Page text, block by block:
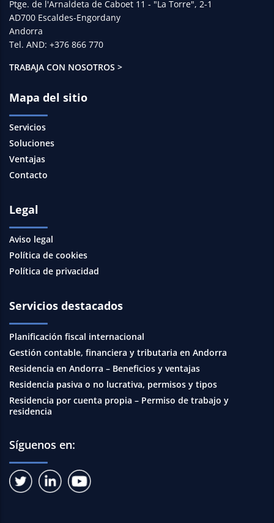
Ptge. de l'Arnaldeta de Caboet 11 - "La Torre", 2-1
AD700 Escaldes-Engordany
Andorra
Tel. AND: +376 866 770
TRABAJA CON NOSOTROS >
Mapa del sitio
Servicios
Soluciones
Ventajas
Contacto
Legal
Aviso legal
Política de cookies
Política de privacidad
Servicios destacados
Planificación fiscal internacional
Gestión contable, financiera y tributaria en Andorra
Residencia en Andorra – Beneficios y ventajas
Residencia pasiva o no lucrativa, permisos y tipos
Residencia por cuenta propia – Permiso de trabajo y
residencia
Síguenos en: